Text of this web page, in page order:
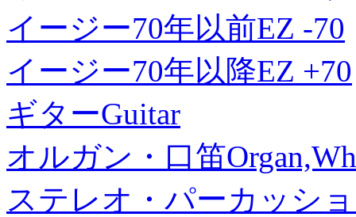
イージー70年以前EZ -70
イージー70年以降EZ +70
ギターGuitar
オルガン・口笛
ステレオ・パーカッシ